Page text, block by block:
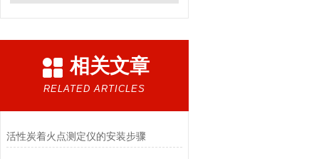
相关文章
RELATED ARTICLES
活性炭着火点测定仪的安装步骤